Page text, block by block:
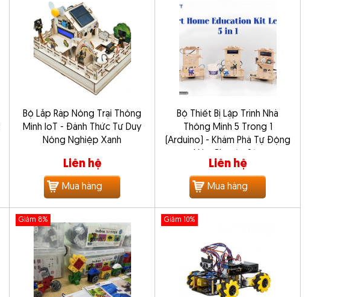
Bộ Lắp Ráp Nông Trại Thông
Minh IoT - Đánh Thức Tư Duy
Nông Nghiệp Xanh
Liên hệ
Mua hàng
Bộ Thiết Bị Lập Trình Nhà
Thông Minh 5 Trong 1
(Arduino) - Khám Phá Tự Động
Liên hệ
Mua hàng
Giảm 8% Giảm 10%